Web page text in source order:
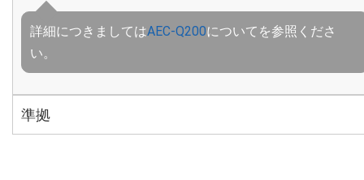
詳細につきましてはAEC-Q200についてを参照くださ
い。
準拠